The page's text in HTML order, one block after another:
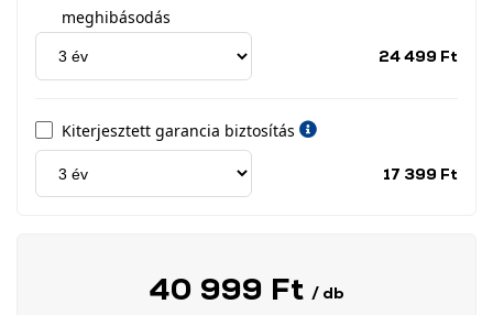
meghibásodás
24 499 Ft
Kiterjesztett garancia biztosítás
17 399 Ft
40 999 Ft / db